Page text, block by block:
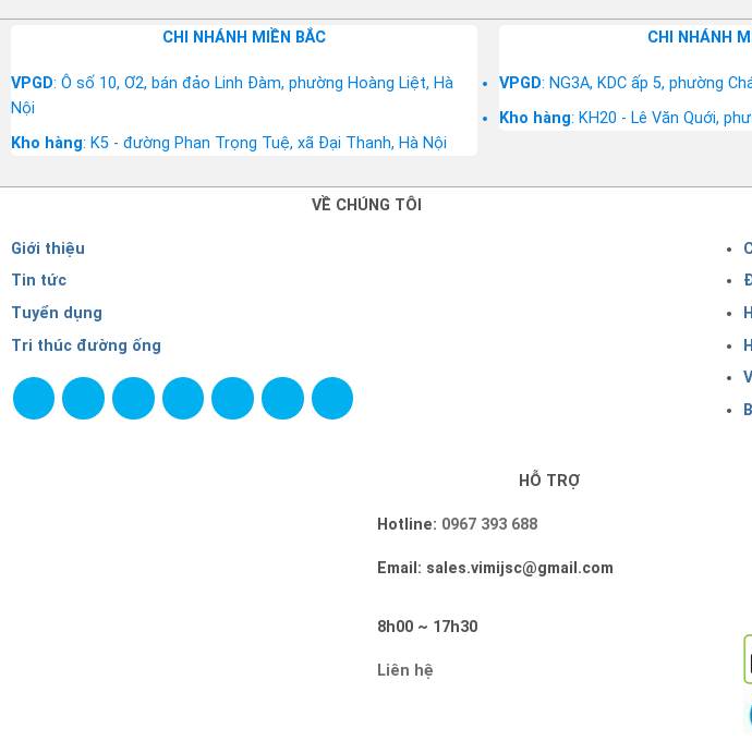
CHI NHÁNH MIỀN BẮC
VPGD: Ô số 10, Ơ2, bán đảo Linh Đàm, phường Hoàng Liệt, Hà
Nội
Kho hàng: K5 - đường Phan Trọng Tuệ, xã Đại Thanh, Hà Nội
CHI NHÁNH
VPGD: NG3A, KDC ấp 5, phường
Kho hàng: KH20 - Lê Văn Quới,
VỀ CHÚNG TÔI
Giới thiệu
Tin tức
Tuyển dụng
Tri thúc đường ống
HỖ TRỢ
Hotline: 0967 393 688
Email: sales.vimijsc@gmail.com
8h00 ~ 17h30
Liên hệ